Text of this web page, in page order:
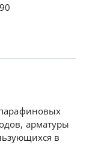
парафиновых
арматуры
в